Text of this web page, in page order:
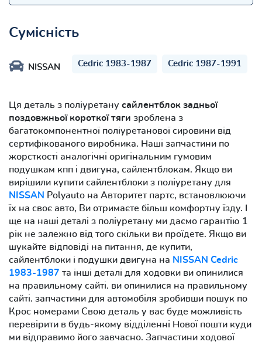
Сумісність
NISSAN Cedric 1983-1987 Cedric 1987-1991
Ця деталь з поліуретану сайлентблок задньої
поздовжньої короткої тяги зроблена з
багатокомпонентної поліуретанової сировини від
сертифікованого виробника. Наші запчастини по
жорсткості аналогічні оригінальним гумовим
подушкам кпп і двигуна, сайлентблокам. Якщо ви
вирішили купити сайлентблоки з поліуретану для
NISSAN
Polyauto на Авторитет партс, встановлюючи
їх на своє авто, Ви отримаєте більш комфортну їзду. І
ще на наші деталі з поліуретану ми даємо гарантію 1
рік не залежно від того скільки ви проїдете. Якщо ви
шукайте відповіді на питання, де купити,
сайлентблоки і подушки двигуна на NISSAN Cedric
1983-1987 та інші деталі для ходовки ви опинилися
на правильному сайті. ви опинилися на правильному
сайті. запчастини для автомобіля зробивши пошук по
Крос номерами Свою деталь у вас буде можливість
перевірити в будь-якому відділенні Нової пошти куди
ми відправимо його завчасно. Запчастини ходової